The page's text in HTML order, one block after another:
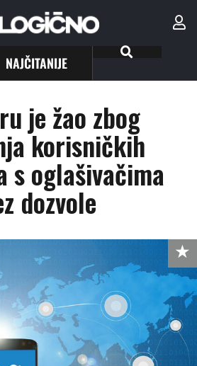
NAJČITANIJE
je žao zbog
korisničkih
s oglašivačima
dozvole